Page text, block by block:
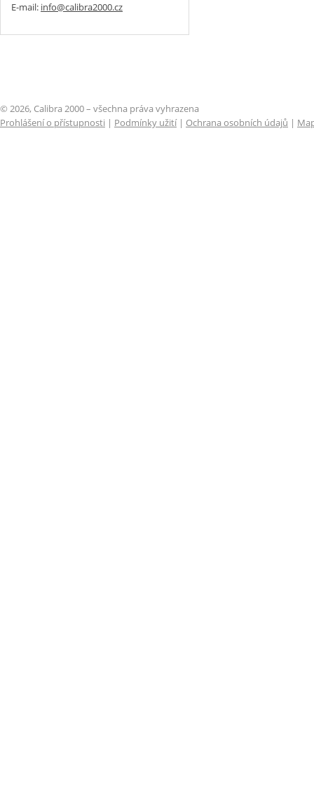
E-mail: info@calibra2000.cz
© 2026, Calibra 2000 – všechna práva vyhrazena
Prohlášení o přístupnosti | Podmínky užití| Ochrana osobních údajů |